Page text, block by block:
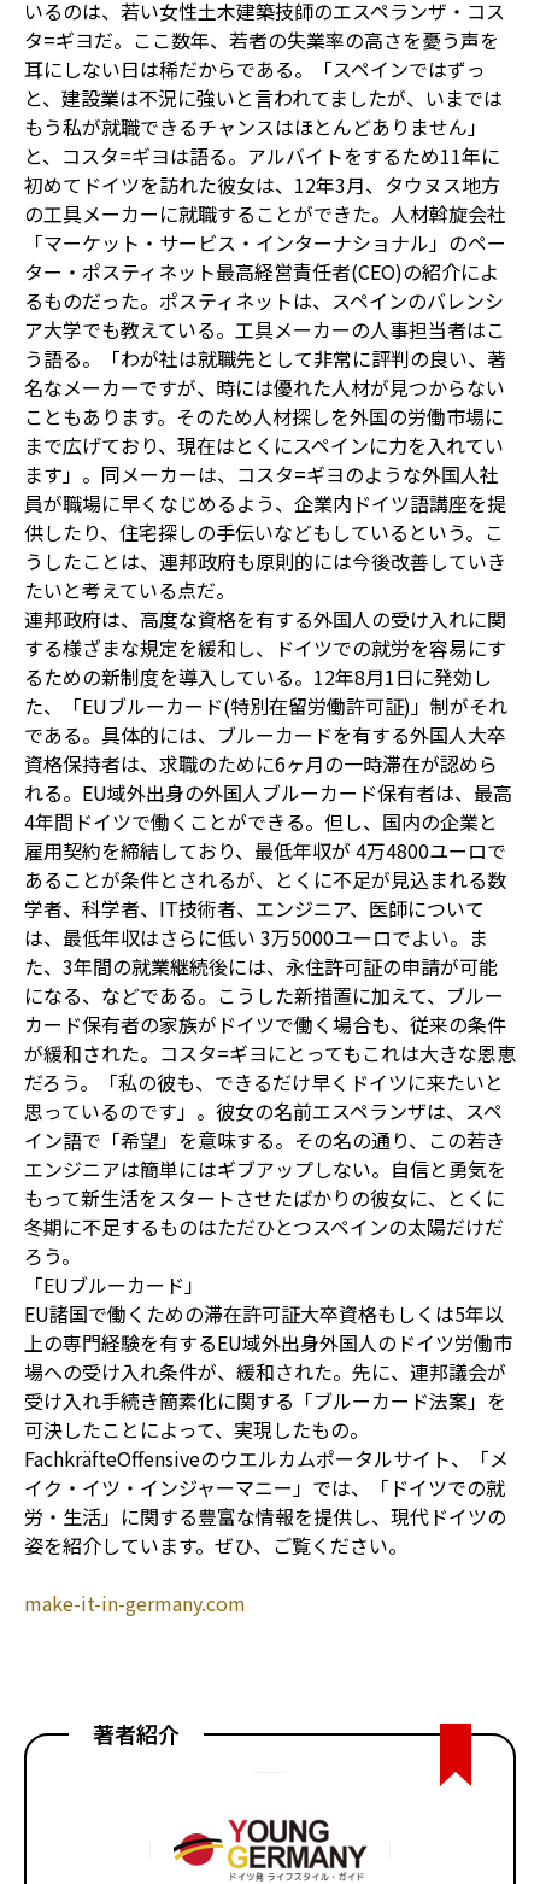
いるのは、若い女性土木建築技師のエスペランザ・コス
タ=ギヨだ。ここ数年、若者の失業率の高さを憂う声を
耳にしない日は稀だからである。「スペインではずっ
と、建設業は不況に強いと言われてましたが、いまでは
もう私が就職できるチャンスはほとんどありません」
と、コスタ=ギヨは語る。アルバイトをするため11年に
初めてドイツを訪れた彼女は、12年3月、タウヌス地方
の工具メーカーに就職することができた。人材斡旋会社
「マーケット・サービス・インターナショナル」のペー
ター・ポスティネット最高経営責任者(CEO)の紹介によ
るものだった。ポスティネットは、スペインのバレンシ
ア大学でも教えている。工具メーカーの人事担当者はこ
う語る。「わが社は就職先として非常に評判の良い、著
名なメーカーですが、時には優れた人材が見つからない
こともあります。そのため人材探しを外国の労働市場に
まで広げており、現在はとくにスペインに力を入れてい
ます」。同メーカーは、コスタ=ギヨのような外国人社
員が職場に早くなじめるよう、企業内ドイツ語講座を提
供したり、住宅探しの手伝いなどもしているという。こ
うしたことは、連邦政府も原則的には今後改善していき
たいと考えている点だ。
連邦政府は、高度な資格を有する外国人の受け入れに関
する様ざまな規定を緩和し、ドイツでの就労を容易にす
るための新制度を導入している。12年8月1日に発効し
た、「EUブルーカード(特別在留労働許可証)」制がそれ
である。具体的には、ブルーカードを有する外国人大卒
資格保持者は、求職のために6ヶ月の一時滞在が認めら
れる。EU域外出身の外国人ブルーカード保有者は、最高
4年間ドイツで働くことができる。但し、国内の企業と
雇用契約を締結しており、最低年収が 4万4800ユーロで
あることが条件とされるが、とくに不足が見込まれる数
学者、科学者、IT技術者、エンジニア、医師について
は、最低年収はさらに低い 3万5000ユーロでよい。ま
た、3年間の就業継続後には、永住許可証の申請が可能
になる、などである。こうした新措置に加えて、ブルー
カード保有者の家族がドイツで働く場合も、従来の条件
が緩和された。コスタ=ギヨにとってもこれは大きな恩恵
だろう。「私の彼も、できるだけ早くドイツに来たいと
思っているのです」。彼女の名前エスペランザは、スペ
イン語で「希望」を意味する。その名の通り、この若き
エンジニアは簡単にはギブアップしない。自信と勇気を
もって新生活をスタートさせたばかりの彼女に、とくに
冬期に不足するものはただひとつスペインの太陽だけだ
ろう。
「EUブルーカード」
EU諸国で働くための滞在許可証大卒資格もしくは5年以
上の専門経験を有するEU域外出身外国人のドイツ労働市
場への受け入れ条件が、緩和された。先に、連邦議会が
受け入れ手続き簡素化に関する「ブルーカード法案」を
可決したことによって、実現したもの。
FachkräfteOffensiveのウエルカムポータルサイト、「メ
イク・イツ・インジャーマニー」では、「ドイツでの就
労・生活」に関する豊富な情報を提供し、現代ドイツの
姿を紹介しています。ぜひ、ご覧ください。
make-it-in-germany.com
著者紹介